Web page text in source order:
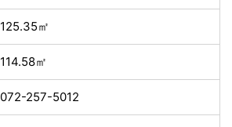
125.35㎡
114.58㎡
072-257-5012